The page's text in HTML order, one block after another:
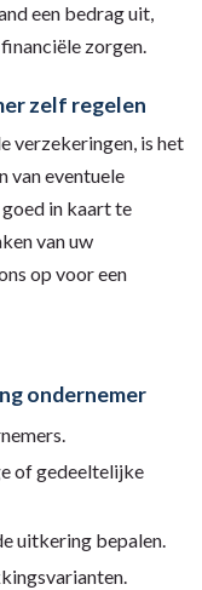
een bedrag uit,
zorgen.
zelf regelen
verzekeringen, is het
van eventuele
in kaart te
van uw
op voor een
ondernemer
of gedeeltelijke
uitkering bepalen.